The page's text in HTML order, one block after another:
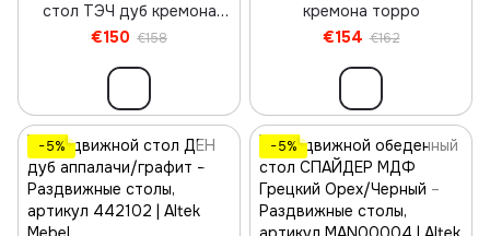
стол ТЭЧ дуб кремона
торро
€150 €158
кремона торро
€154 €162
−5% −5%